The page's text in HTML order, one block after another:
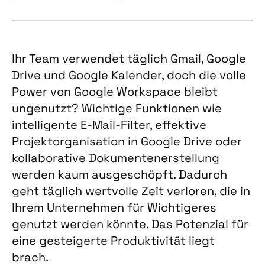
Ihr Team verwendet täglich Gmail, Google
Drive und Google Kalender, doch die volle
Power von Google Workspace bleibt
ungenutzt? Wichtige Funktionen wie
intelligente E-Mail-Filter, effektive
Projektorganisation in Google Drive oder
kollaborative Dokumentenerstellung
werden kaum ausgeschöpft. Dadurch
geht täglich wertvolle Zeit verloren, die in
Ihrem Unternehmen für Wichtigeres
genutzt werden könnte. Das Potenzial für
eine gesteigerte Produktivität liegt
brach.